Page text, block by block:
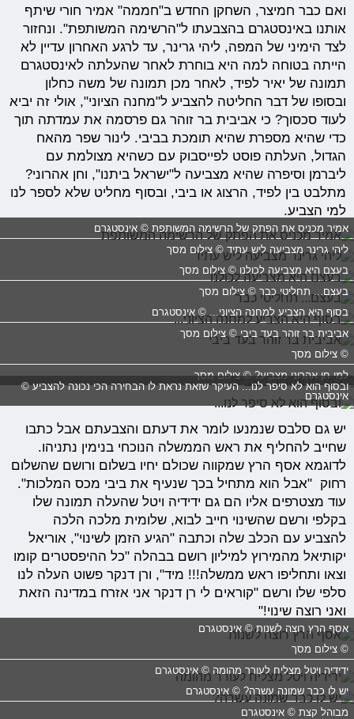
ואם כבר חמיצר, השחקן החדש ב"חממה" אמיר חורי שיתף
אותנו באינסטגרם בהצבעתו ל"הרשימה המשותפת". ונחזור
לצד הימיני של המפה, ליהי גרינר, עד לרגע האחרון עדיין לא
הייתה בטוחה למה היא בוחרת לאחר שהעלתה לאינסטגרם
תמונה של יאיר לפיד, לאחר מכן תמונה של משה כחלון
ובסופו של דבר החליטה להצביע ל"מחנה הציוני", אולי זה יביא
לעוד סכסוך? כי אביבית בר זוהר גם פרסמה את עמדתה תוך
כדי שהיא מספרת שהיא תומכת בביבי. לינור שפר מהאח
הגדול, העלתה פוסט לפייסבוק עם כשהיא מצולמת עם
ליברמן וסיפרה שהיא מצביעה ל"ישראל ביתנו", וחן אהרוני?
מתלבט בין לפיד, הרצוג או ביבי, ובסוף מחליט שלא לספר לנו
למי הצביע.
אמיר מכניס את הפתק של הרשימה המשותפת © אינסטגרם
ליהי גרינר מצביעה ליש עתיד © צילום מסך
בעצם היא מצביעה לכולנו © צילום מסך
בעצם... תחליטי כבר © צילום מסך
בסוף היא הצביע למחנה הציוני... © אינסטגרם
אביבית בר זוהר בעד ביבי © צילום מסך
© צילום מסך
למי חן אהרוני מצביע? © צילום מסך
ובסוף הוא לא סיפר לנו... העיקר שזאת נראת לו הבחירה הכי נכונה להצביע ©
אינסטגרם
יש גם סלבס שנמנעו לומר את דעתם והצבעתם אבל כתבו
שחייב להחליף את ראש הממשלה הנוכחי בנימין נתניהו.
לדוגמא אסף הרץ שמקווה שכולם יחיו בשלום ורושם שהשלום
רחוק "אבל הוא מתחיל בכך שנעיף את ביבי מכס המלכות".
עוד מצטרפים אליו הם גם ידידיה ויטל שהעלה תמונה שלו
בקלפי ורשם שהשינוי חייב לבוא, שלומית מלכה הלכה
להצביע עם הכלב שלה וכתבה "הגיע הזמן לשינוי", אוריאל
יקותיאל מהמירוץ למיליון רושם בבהלה "כל ההיפסטרים קומו
וצאו ותחליפו ראש ממשלה!!! מיד", ורן דנקר פשוט העלה לנו
סלפי שלו ורשם "קוראים לי רן דנקר אני אזרח במדינה הזאת
ואני רוצה שינוי!"
אסף הרץ רוצה לשנות © אינסטגרם
© צילום מסך
ידידיה ויטל מצליח לעורר מהומה © אינסטגרם
יש לו כבר שמונה עשרה? © אינסטגרם
מבוהל קצת © אינסטגרם